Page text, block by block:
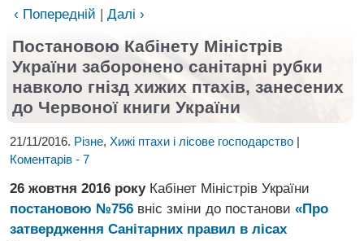
‹ Попередній | Далі ›
Постановою Кабінету Міністрів
України заборонено санітарні рубки
навколо гнізд хижих птахів, занесених
до Червоної книги України
21/11/2016. Різне, Хижі птахи і лісове господарство |
Коментарів - 7
26 жовтня 2016 рокуКабінет Міністрів України
постановою №756 вніс зміни до постанови «Про
затвердження Санітарних правил в лісах